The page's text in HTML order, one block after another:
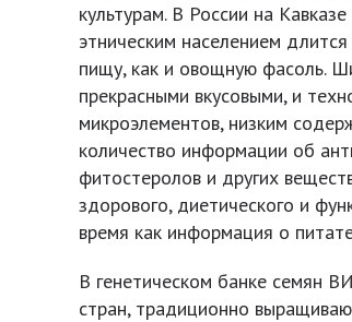
культурам. В России на
этническим населением
пищу, как и овощную фасоль.
прекрасными вкусовыми, и
микроэлементов, низким
количество информации об
фитостеролов и других
здорового, диетического и
время как информация о
В генетическом банке семян
стран, традиционно